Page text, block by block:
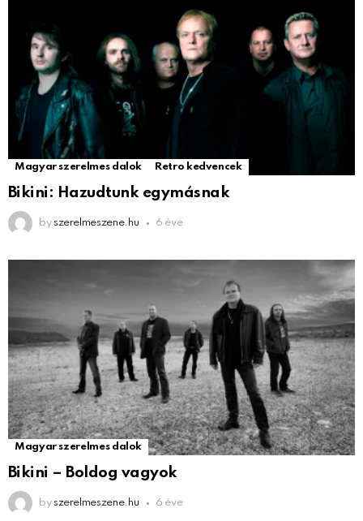
Magyar szerelmes dalok Retro kedvencek
Bikini: Hazudtunk egymásnak
by szerelmeszene.hu 6 éve
Magyar szerelmes dalok
Bikini – Boldog vagyok
by szerelmeszene.hu 6 éve